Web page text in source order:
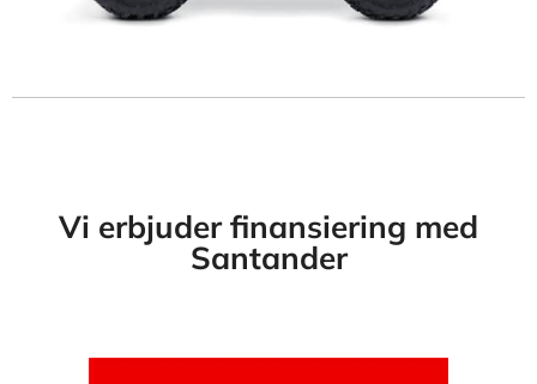
Vi erbjuder finansiering med
Santander